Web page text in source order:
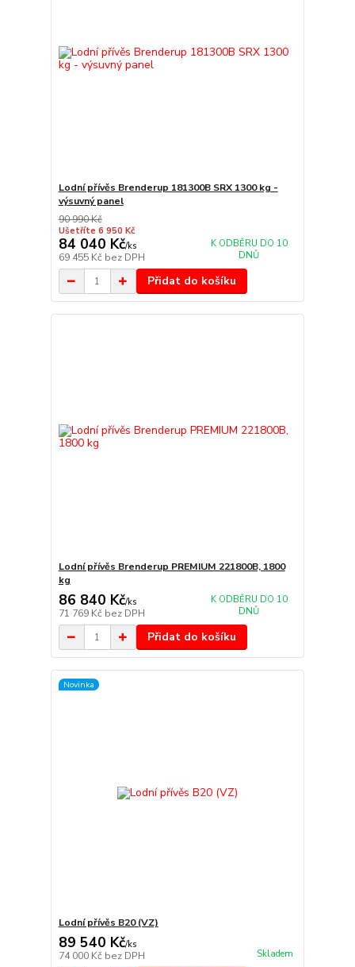
Lodní přívěs Brenderup 181300B SRX 1300 kg -
výsuvný panel
90 990 Kč
Ušetříte 6 950 Kč
84 040 Kč/ks
69 455 Kč bez DPH
K ODBĚRU DO 10
DNŮ
Přidat do košíku
Lodní přívěs Brenderup PREMIUM 221800B, 1800
kg
86 840 Kč/ks
71 769 Kč bez DPH
K ODBĚRU DO 10
DNŮ
Přidat do košíku
Novinka
Lodní přívěs B20 (VZ)
89 540 Kč/ks
74 000 Kč bez DPH Skladem